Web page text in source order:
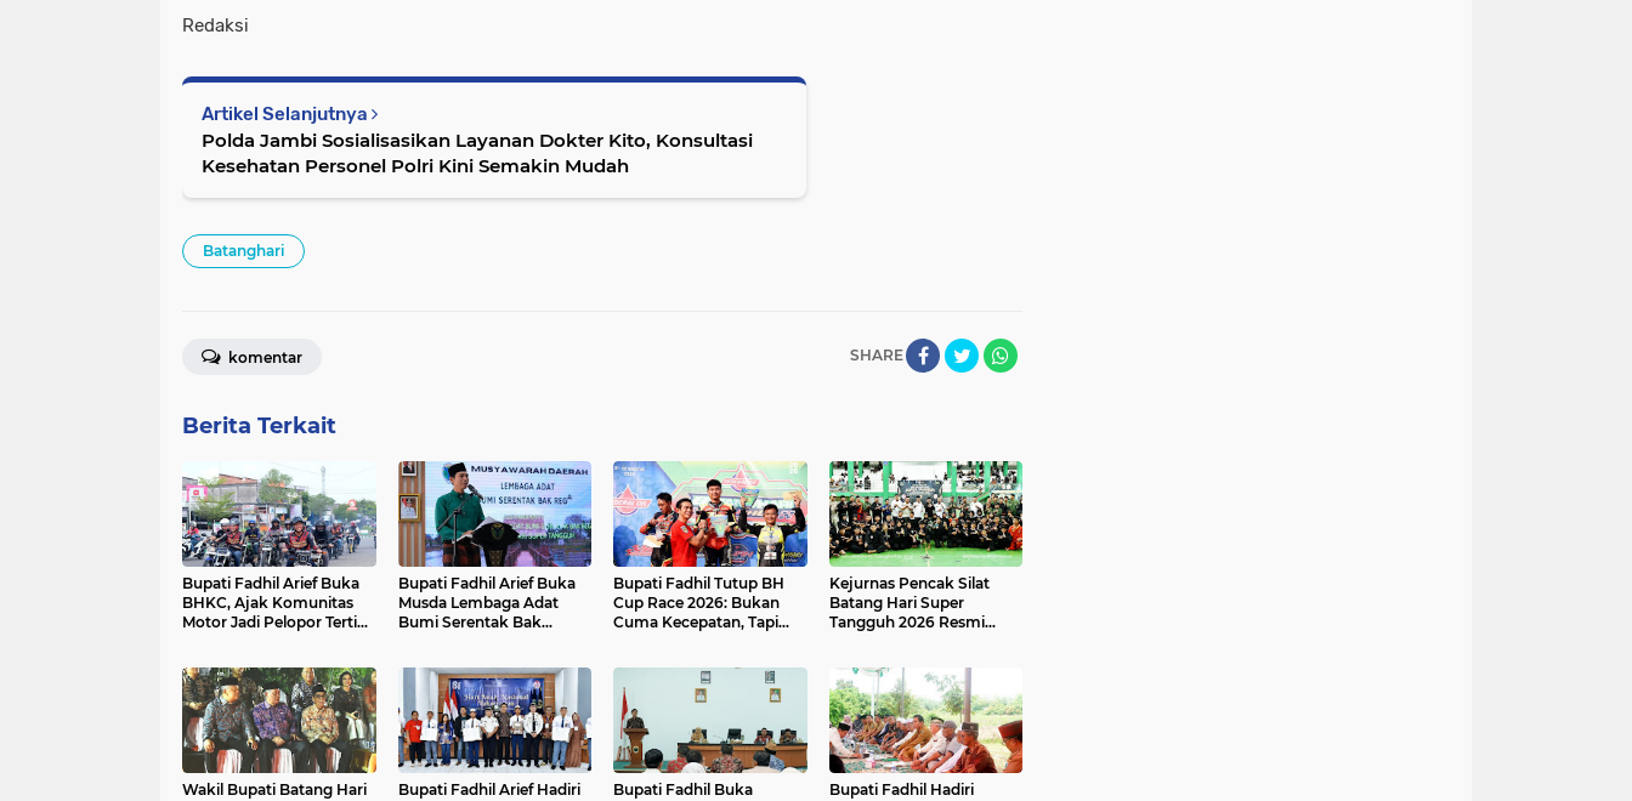
Redaksi
Artikel Selanjutnya
Polda Jambi Sosialisasikan Layanan Dokter Kito, Konsultasi
Kesehatan Personel Polri Kini Semakin Mudah
Batanghari
SHARE
komentar
Berita Terkait
Bupati Fadhil Arief Buka
BHKC, Ajak Komunitas
Motor Jadi Pelopor Tertib
Bupati Fadhil Arief Buka
Musda Lembaga Adat
Bumi Serentak Bak
Bupati Fadhil Tutup BH
Cup Race 2026: Bukan
Cuma Kecepatan, Tapi
Kejurnas Pencak Silat
Batang Hari Super
Tangguh 2026 Resmi
Wakil Bupati Batang Hari
Bupati Fadhil Arief Hadiri
Bupati Fadhil Buka
Bupati Fadhil Hadiri